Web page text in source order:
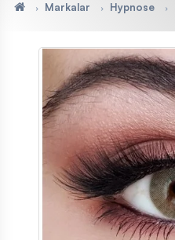
Markalar Hypnose